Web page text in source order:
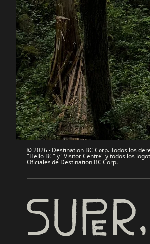
Destination BC
Contáctanos
Mapa del sitio
Acerca de
Legal y Políticas
© 2026 - Destination BC Corp. Todos los
"Hello BC" y "Visitor Centre" y todos los
Oficiales de Destination BC Corp.